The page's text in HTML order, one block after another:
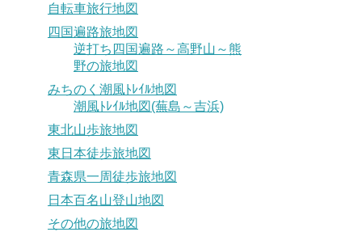
自転車旅行地図
四国遍路旅地図
逆打ち四国遍路～高野山～熊
野の旅地図
みちのく潮風ﾄﾚｲﾙ地図
潮風ﾄﾚｲﾙ地図(蕪島～吉浜)
東北山歩旅地図
東日本徒歩旅地図
青森県一周徒歩旅地図
日本百名山登山地図
その他の旅地図